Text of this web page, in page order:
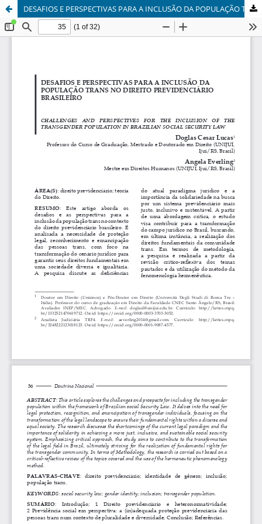
DESAFIOS E PERSPECTIVAS PARA A INCLUSÃO DA POPULAÇÃO TRANS NO DIREITO PREVIDENCIÁRIO BRASILEIRO